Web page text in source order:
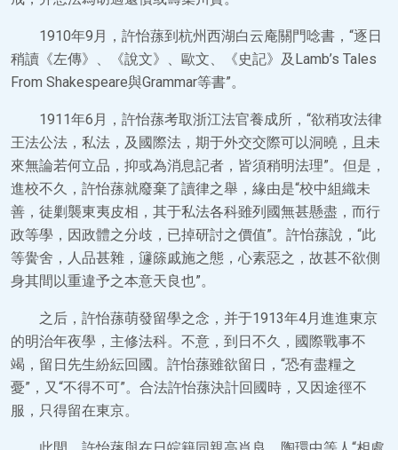
1910年9月，許怡蓀到杭州西湖白云庵關門唸書，“逐日
稍讀《左傳》、《說文》、歐文、《史記》及Lamb’s Tales
From Shakespeare與Grammar等書”。
1911年6月，許怡蓀考取浙江法官養成所，“欲稍攻法律
王法公法，私法，及國際法，期于外交交際可以洞曉，且未
來無論若何立品，抑或為消息記者，皆須稍明法理”。但是，
進校不久，許怡蓀就廢棄了讀律之舉，緣由是“校中組織未
善，徒剿襲東夷皮相，其于私法各科雖列國無甚懸盡，而行
政等學，因政體之分歧，已掉研討之價值”。許怡蓀說，“此
等黌舍，人品甚雜，籧篨戚施之態，心素惡之，故甚不欲側
身其間以重違予之本意天良也”。
之后，許怡蓀萌發留學之念，并于1913年4月進進東京
的明治年夜學，主修法科。不意，到日不久，國際戰事不
竭，留日先生紛紜回國。許怡蓀雖欲留日，“恐有盡糧之
憂”，又“不得不可”。合法許怡蓀決計回國時，又因途徑不
服，只得留在東京。